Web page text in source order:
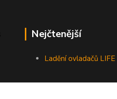
Nejčtenější
Ladění ovladačů LIFE